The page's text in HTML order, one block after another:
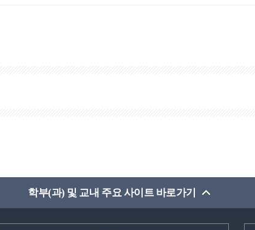
학부(과) 및 교내 주요 사이트 바로가기